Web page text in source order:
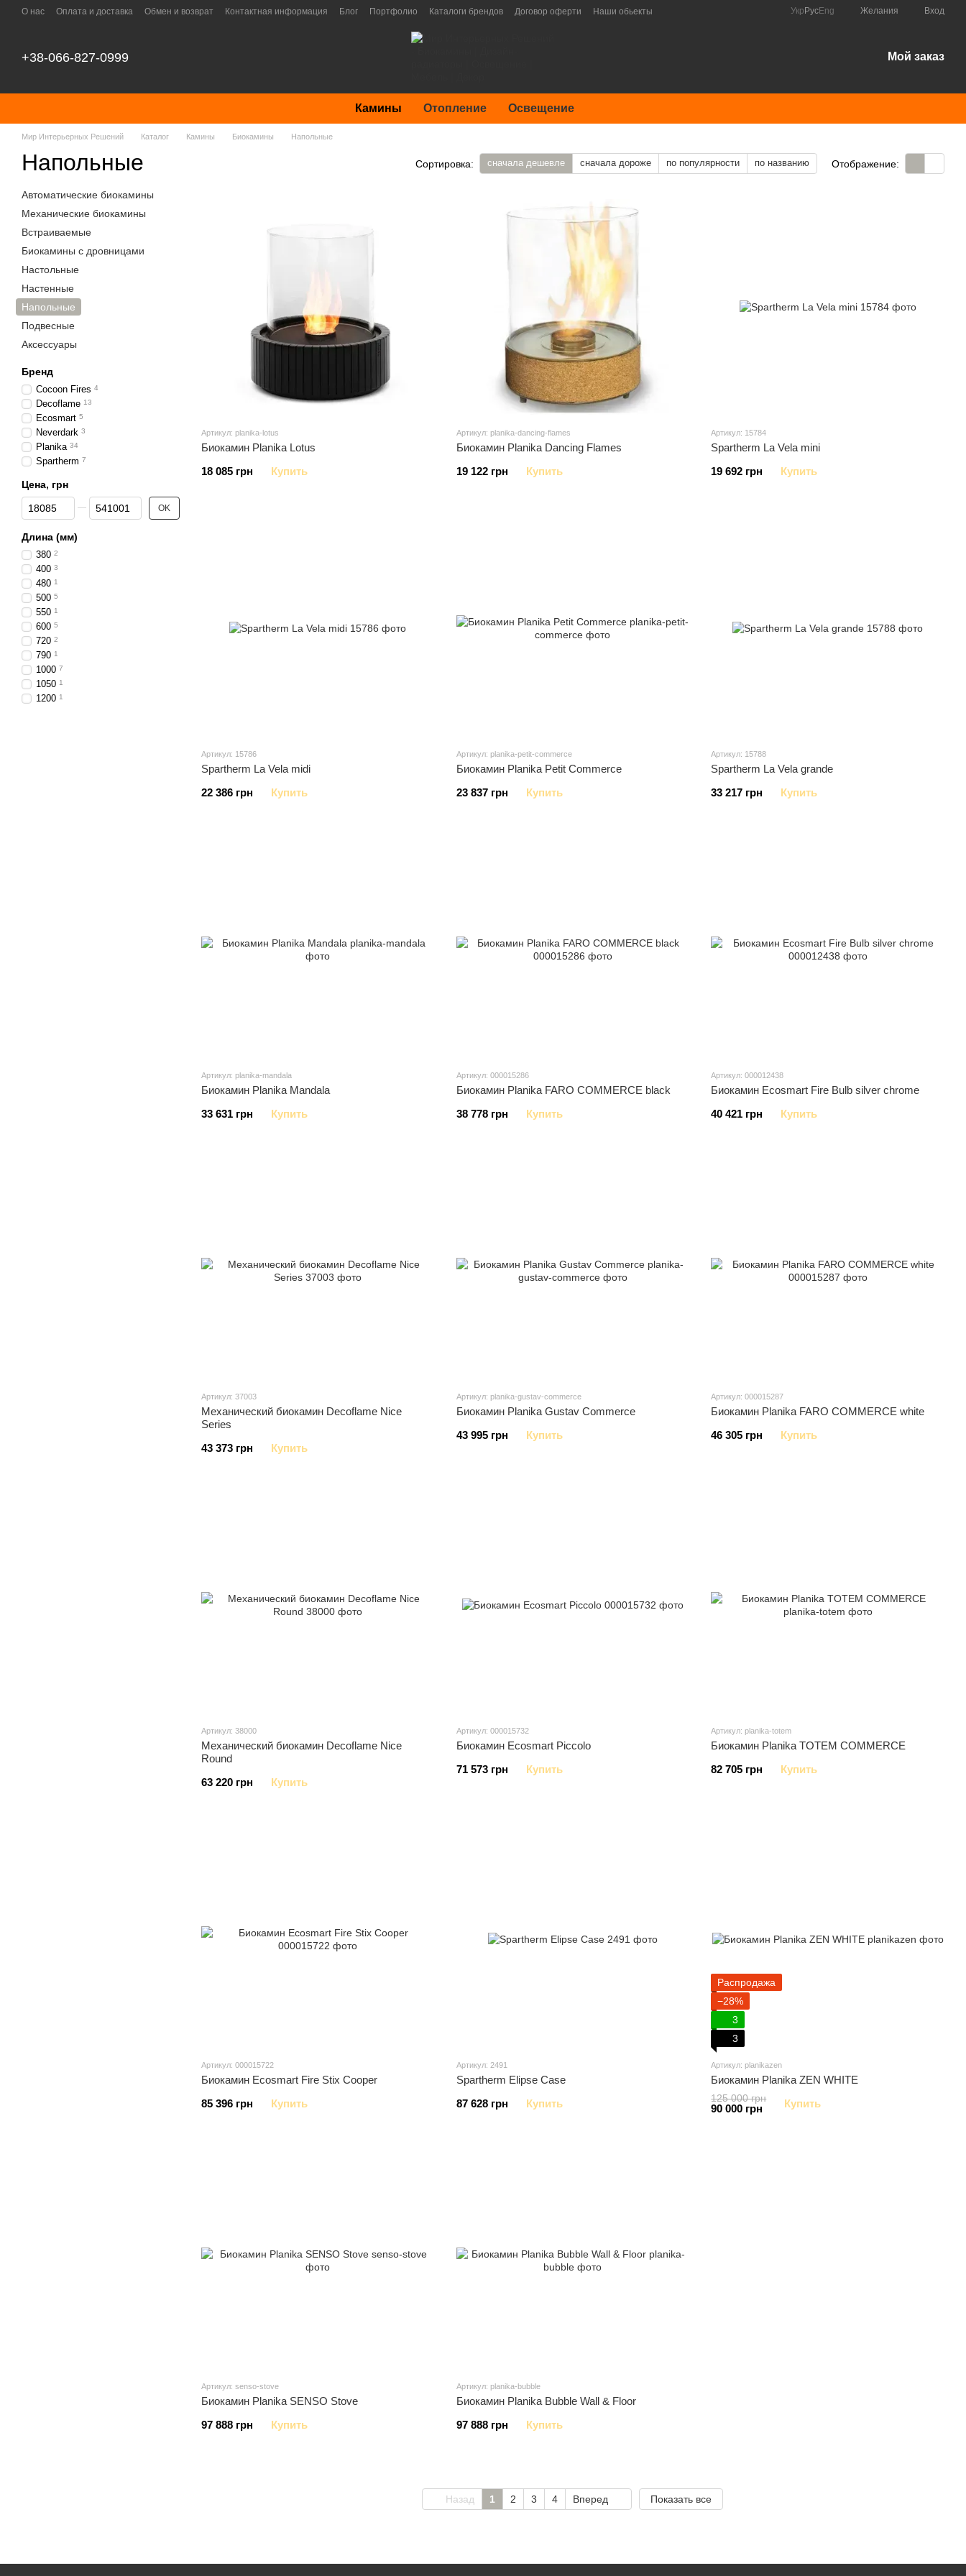
Перейти к основному контенту
О нас Оплата и доставка Обмен и возврат Контактная информация Блог Портфолио Каталоги брендов Договор оферти Наши обьекты Укр РусEng Желания Вход
+38-066-827-0999 Мой заказ
Камины Отопление Освещение
Мир Интерьерных Решений Каталог Камины Биокамины Напольные
Напольные Сортировка: сначала дешевле сначала дороже по популярности по названию Отображение:
Артикул: planika-lotus
Биокамин Planika Lotus
18 085 грн
Купить
Артикул: planika-dancing-flames
Биокамин Planika Dancing Flames
19 122 грн
Купить
Артикул: 15784
Spartherm La Vela mini
19 692 грн
Купить
Артикул: 15786
Spartherm La Vela midi
22 386 грн
Купить
Артикул: planika-petit-commerce
Биокамин Planika Petit Commerce
23 837 грн
Купить
Артикул: 15788
Spartherm La Vela grande
33 217 грн
Купить
Артикул: planika-mandala
Биокамин Planika Mandala
33 631 грн
Купить
Артикул: 000015286
Биокамин Planika FARO COMMERCE black
38 778 грн
Купить
Артикул: 000012438
Биокамин Ecosmart Fire Bulb silver chrome
40 421 грн
Купить
Артикул: 37003
Механический биокамин Decoflame Nice
Series
43 373 грн
Купить
Артикул: planika-gustav-commerce
Биокамин Planika Gustav Commerce
43 995 грн
Купить
Артикул: 000015287
Биокамин Planika FARO COMMERCE white
46 305 грн
Купить
Артикул: 38000
Механический биокамин Decoflame Nice
Round
63 220 грн
Купить
Артикул: 000015732
Биокамин Ecosmart Piccolo
71 573 грн
Купить
Артикул: planika-totem
Биокамин Planika TOTEM COMMERCE
82 705 грн
Купить
Артикул: 000015722
Биокамин Ecosmart Fire Stix Cooper
85 396 грн
Купить
Артикул: 2491
Spartherm Elipse Case
87 628 грн
Купить
Распродажа
−28%
3
3
Артикул: planikazen
Биокамин Planika ZEN WHITE
125 000 грн
90 000 грн Купить
Артикул: senso-stove
Биокамин Planika SENSO Stove
97 888 грн
Купить
Артикул: planika-bubble
Биокамин Planika Bubble Wall & Floor
97 888 грн
Купить
Назад 1 2 3 4 Вперед Показать все
Автоматические биокамины
Механические биокамины
Встраиваемые
Биокамины с дровницами
Настольные
Настенные
Напольные
Подвесные
Аксессуары
Бренд
Cocoon Fires 4
Decoflame 13
Ecosmart 5
Neverdark 3
Planika 34
Spartherm 7
Цена, грн
От Цена, грн
До Цена, грн OK
Длина (мм)
380 2
400 3
480 1
500 5
550 1
600 5
720 2
790 1
1000 7
1050 1
1200 1